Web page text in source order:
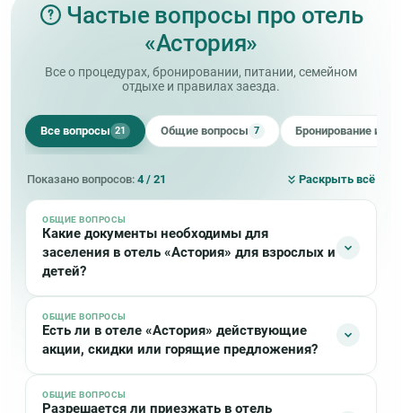
Частые вопросы про отель
«Астория»
Все о процедурах, бронировании, питании, семейном
отдыхе и правилах заезда.
Все вопросы 21 Общие вопросы 7 Бронирование и
Показано вопросов:4 / 21 Раскрыть всё
ОБЩИЕ ВОПРОСЫ
Какие документы необходимы для
заселения в отель «Астория» для взрослых и
детей?
Взрослым в «Астории» при себе для заезда
Паспорт
Страховой медицинский полис
ОБЩИЕ ВОПРОСЫ
Есть ли в отеле «Астория» действующие
акции, скидки или горящие предложения?
Сейчас в отеле «Астория» нет актуальных акций или
ОБЩИЕ ВОПРОСЫ
Разрешается ли приезжать в отель